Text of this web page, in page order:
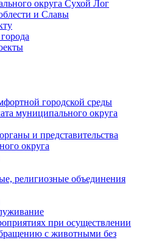
округа Сухой Лог
и Славы
городской среды
муниципального округа
и представительства
округа
религиозные объединения
при осуществлении
с животными без